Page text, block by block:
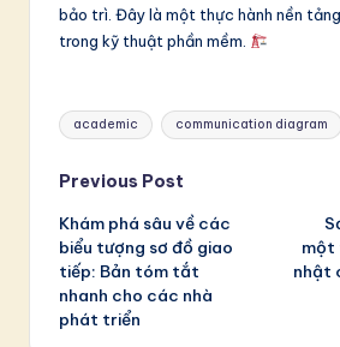
bảo trì. Đây là một thực hành nền
trong kỹ thuật phần mềm.
Tags:
academic communication diagram
Post
navigation
Previous Post
Khám phá sâu về các
biểu tượng sơ đồ giao
tiếp: Bản tóm tắt
nhanh cho các nhà
phát triển
một
nhật